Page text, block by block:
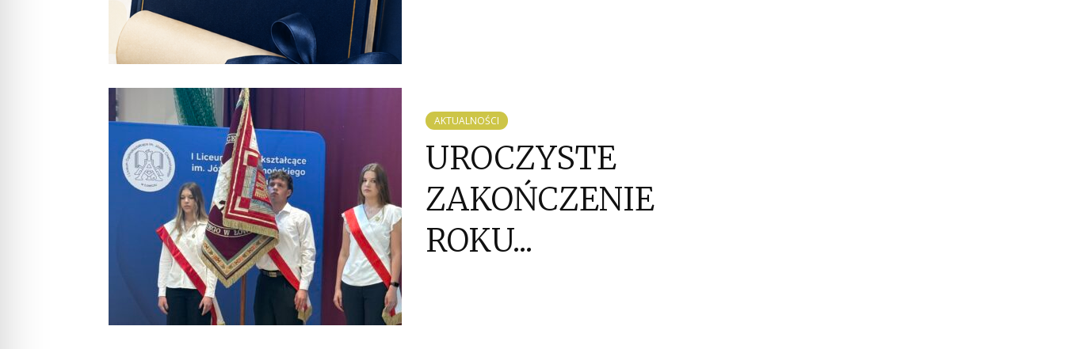
AKTUALNOŚCI
UROCZYSTE
ZAKOŃCZENIE
ROKU...